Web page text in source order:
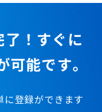
！すぐに
能です。
に登録ができます